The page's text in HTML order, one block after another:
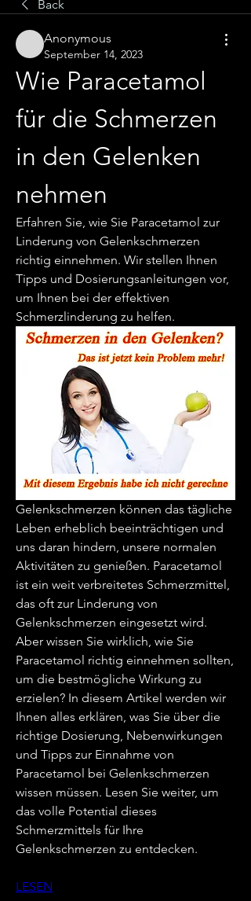
Back
Anonymous
September 14, 2023
Wie Paracetamol
für die Schmerzen
in den Gelenken
nehmen
Erfahren Sie, wie Sie Paracetamol zur
Linderung von Gelenkschmerzen
richtig einnehmen. Wir stellen Ihnen
Tipps und Dosierungsanleitungen vor,
um Ihnen bei der effektiven
Schmerzlinderung zu helfen.
Gelenkschmerzen können das tägliche
Leben erheblich beeinträchtigen und
uns daran hindern, unsere normalen
Aktivitäten zu genießen. Paracetamol
ist ein weit verbreitetes Schmerzmittel,
das oft zur Linderung von
Gelenkschmerzen eingesetzt wird.
Aber wissen Sie wirklich, wie Sie
Paracetamol richtig einnehmen sollten,
um die bestmögliche Wirkung zu
erzielen? In diesem Artikel werden wir
Ihnen alles erklären, was Sie über die
richtige Dosierung, Nebenwirkungen
und Tipps zur Einnahme von
Paracetamol bei Gelenkschmerzen
wissen müssen. Lesen Sie weiter, um
das volle Potential dieses
Schmerzmittels für Ihre
Gelenkschmerzen zu entdecken.
LESEN